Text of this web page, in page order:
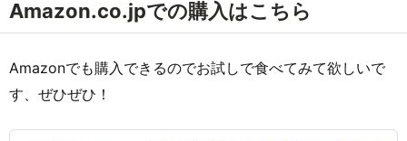
Amazon.co.jpでの購入はこちら
Amazonでも購入できるのでお試しで食べてみて欲しいで
す、ぜひぜひ！